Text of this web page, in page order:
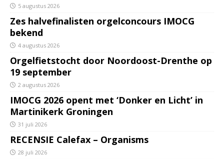
5 augustus 2026
Zes halvefinalisten orgelconcours IMOCG
bekend
4 augustus 2026
Orgelfietstocht door Noordoost-Drenthe op
19 september
2 augustus 2026
IMOCG 2026 opent met ‘Donker en Licht’ in
Martinikerk Groningen
31 juli 2026
RECENSIE Calefax – Organisms
28 juli 2026